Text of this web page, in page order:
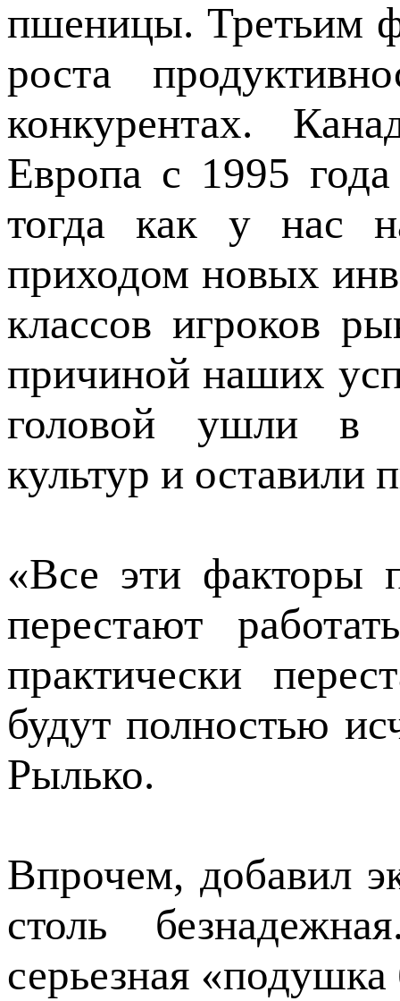
пшеницы. Третьим
роста
конкурентах.
Европа с 1995
тогда как у нас
приходом новых
классов игроков
причиной наших
головой ушли в
культур и оставили
«Все эти факторы
перестают
практически
будут полностью
Рылько.
Впрочем, добавил
столь
серьезная